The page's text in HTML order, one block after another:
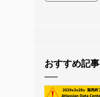
おすすめ記事